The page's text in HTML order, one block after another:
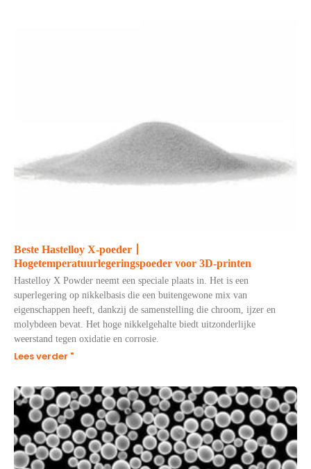
Beste Hastelloy X-poeder丨
Hogetemperatuurlegeringspoeder voor 3D-printen
Hastelloy X Powder neemt een speciale plaats in. Het is een
superlegering op nikkelbasis die een buitengewone mix van
eigenschappen heeft, dankzij de samenstelling die chroom, ijzer en
molybdeen bevat. Het hoge nikkelgehalte biedt uitzonderlijke
weerstand tegen oxidatie en corrosie.
Lees verder "